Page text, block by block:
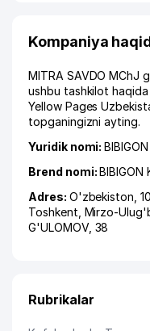
Kompaniya
MITRA SAVDO MChJ
ushbu tashkilot
Yellow Pages
topganingizni ayting.
Yuridik nomi:
Brend nomi:BIBIGON
Adres: O'zbekiston,
Toshkent Mirzo-
G'ULOMOV, 38
Rubrikalar